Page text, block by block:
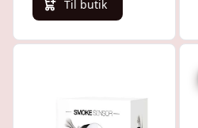
Til butik